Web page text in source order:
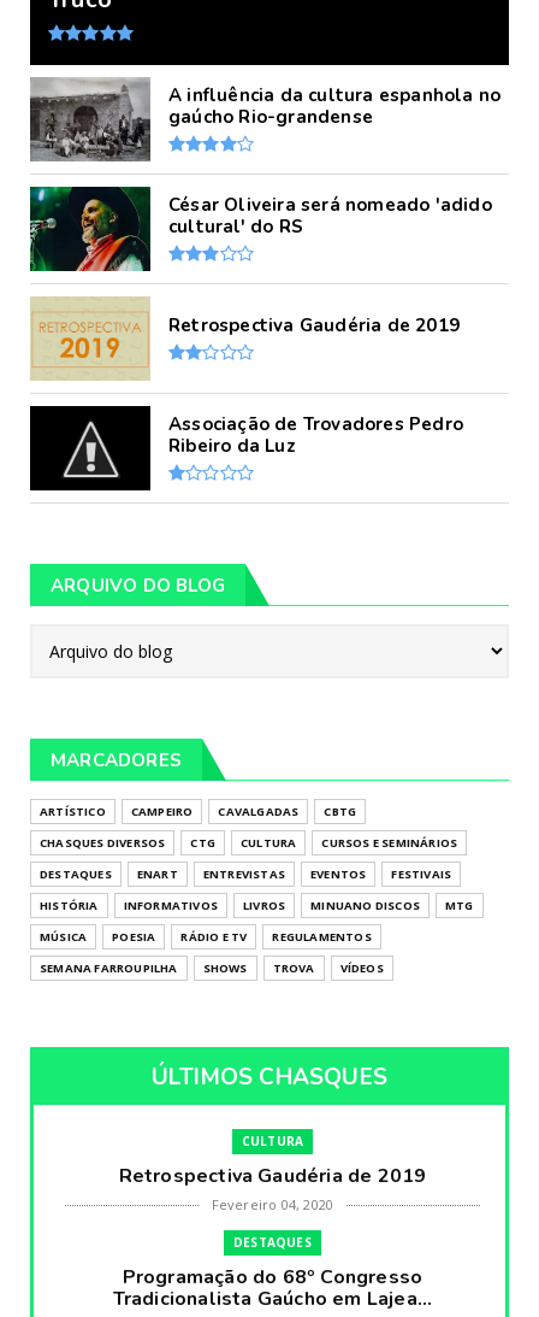
A influência da cultura espanhola no
gaúcho Rio-grandense
César Oliveira será nomeado 'adido
cultural' do RS
Retrospectiva Gaudéria de 2019
Associação de Trovadores Pedro
Ribeiro da Luz
ARQUIVO DO BLOG
MARCADORES
ARTÍSTICO CAMPEIRO CAVALGADAS
CBTG
CHASQUES DIVERSOS
CTG CULTURA
CURSOS E SEMINÁRIOS
DESTAQUES
ENART ENTREVISTAS EVENTOS
FESTIVAIS
HISTÓRIA
INFORMATIVOS LIVROS MINUANO DISCOS
MTG
MÚSICA
POESIA RÁDIO E TV
REGULAMENTOS
SEMANA FARROUPILHA
SHOWS TROVA VÍDEOS
ÚLTIMOS CHASQUES
CULTURA
Retrospectiva Gaudéria de 2019
Fevereiro 04, 2020
DESTAQUES
Programação do 68º Congresso
Tradicionalista Gaúcho em Lajea...